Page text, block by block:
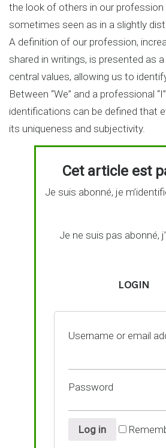
the look of others in our profession
sometimes seen as in a slightly
A definition of our profession,
shared in writings, is presented as
central values, allowing us to
Between “We” and a professional
identifications can be defined that
its uniqueness and subjectivity.
Cet article est
Je suis abonné, je
Je ne suis pas abonné,
LOGIN
Username or email
Password
Log in